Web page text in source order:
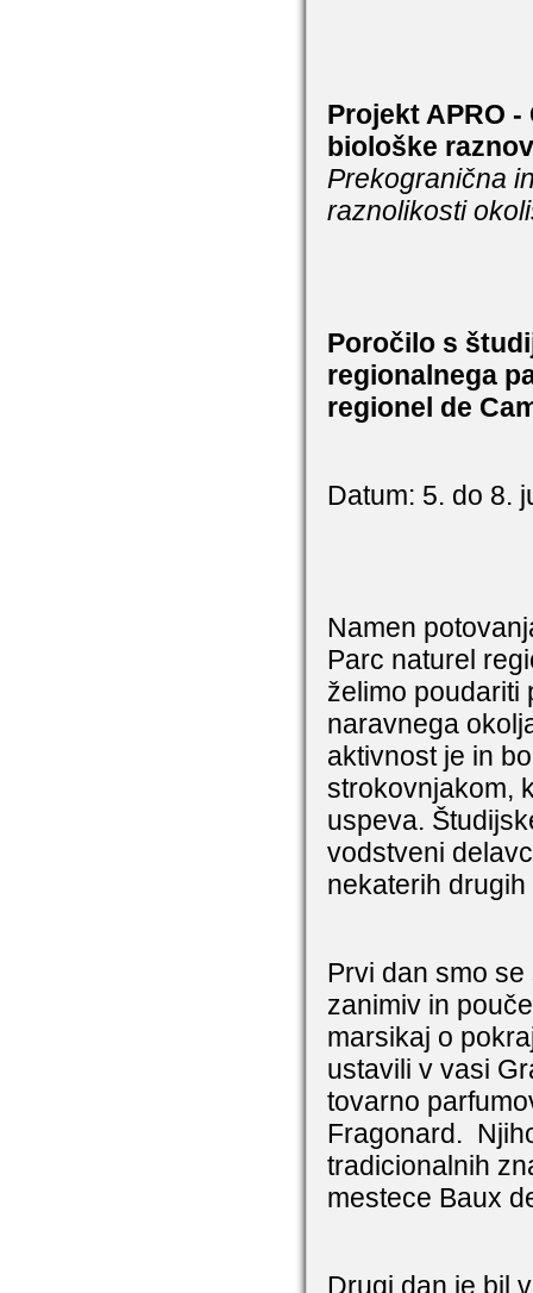
Projekt APRO -
biološke
Prekogranična
raznolikosti
Poročilo s
regionalnega
regionel de
Datum: 5. do 8.
Namen
Parc naturel
želimo poudariti
naravnega
aktivnost je in
strokovnjakom,
uspeva.
vodstveni
nekaterih drugih
Prvi dan smo
zanimiv in
marsikaj o
ustavili v vasi
tovarno
Fragonard.
tradicionalnih
mestece Baux
Drugi dan je bil